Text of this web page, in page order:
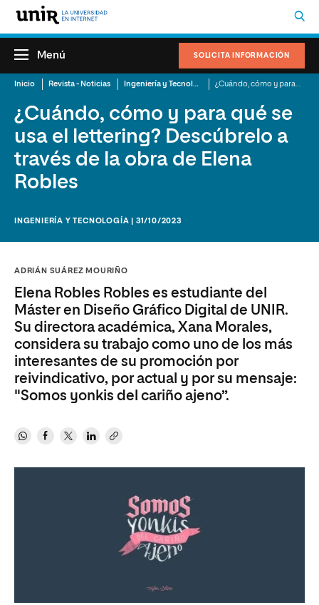
SOLICITA INFORMACIÓN
Menú
Inicio Revista - Noticias Ingeniería y Tecnología
¿Cuándo, cómo y para qué se
usa el lettering? Descúbrelo a
través de la obra de Elena
Robles
INGENIERÍA Y TECNOLOGÍA | 31/10/2023
ADRIÁN SUÁREZ MOURIÑO
Elena Robles Robles es estudiante del
Máster en Diseño Gráfico Digital de UNIR.
Su directora académica, Xana Morales,
considera su trabajo como uno de los más
interesantes de su promoción por
reivindicativo, por actual y por su mensaje:
"Somos yonkis del cariño ajeno”.